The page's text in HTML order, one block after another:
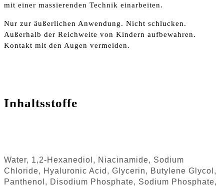
mit einer massierenden Technik einarbeiten.
Nur zur äußerlichen Anwendung. Nicht schlucken.
Außerhalb der Reichweite von Kindern aufbewahren.
Kontakt mit den Augen vermeiden.
Inhaltsstoffe
Water, 1,2-Hexanediol, Niacinamide, Sodium
Chloride, Hyaluronic Acid, Glycerin, Butylene Glycol,
Panthenol, Disodium Phosphate, Sodium Phosphate,